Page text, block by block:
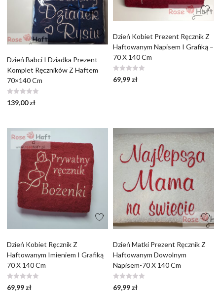
Dzień Babci I Dziadka Prezent
Komplet Ręczników Z Haftem
70×140 Cm
139,00zł
Dzień Kobiet Prezent Ręcznik Z
Haftowanym Napisem I Grafiką –
70 X 140 Cm
69,99 zł
Dzień Kobiet Ręcznik Z
Haftowanym Imieniem I Grafiką
70 X 140 Cm
69,99 zł
Dzień Matki Prezent Ręcznik Z
Haftowanym Dowolnym
Napisem-70 X 140 Cm
69,99 zł